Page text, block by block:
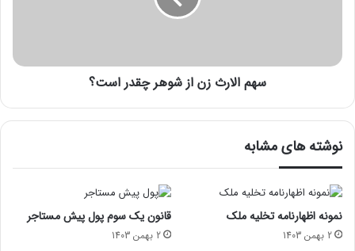
سهم الارث زن از شوهر چقدر است؟
نوشته های مشابه
نمونه اظهارنامه تخلیه ملک
2 بهمن 1403
قانون یک سوم پول پیش مستاجر
2 بهمن 1403